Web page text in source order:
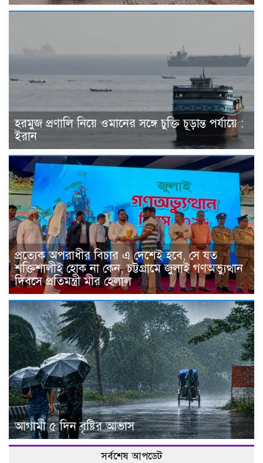
হরমুজ প্রণালি নিয়ে ওমানের সঙ্গে চুক্তি চূড়ান্ত পর্যায়ে :
ইরান
প্রত্যেক অপরাধীর বিচার এ দেশেই হবে, সে যত
শক্তিশালীই হোক না কেন, চট্টগ্রামে জুলাই গণঅভ্যুত্থান
দিবসে প্রতিমন্ত্রী মীর হেলাল
আগামী ৫ দিন বৃষ্টির আভাস
সর্বশেষ আপডেট